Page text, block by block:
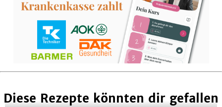
Diese Rezepte könnten dir gefallen